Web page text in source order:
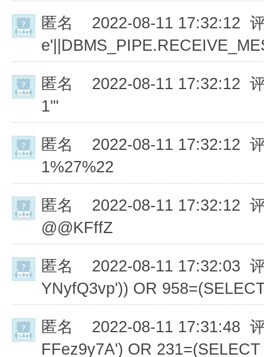
匿名 2022-08-11 17:32:12
匿名 2022-08-11 17:32:12
1'"
匿名 2022-08-11 17:32:12
1%27%22
匿名 2022-08-11 17:32:12
@@KFffZ
匿名 2022-08-11 17:32:03
YNyfQ3vp')) OR
匿名 2022-08-11 17:31:48
FFez9y7A') OR